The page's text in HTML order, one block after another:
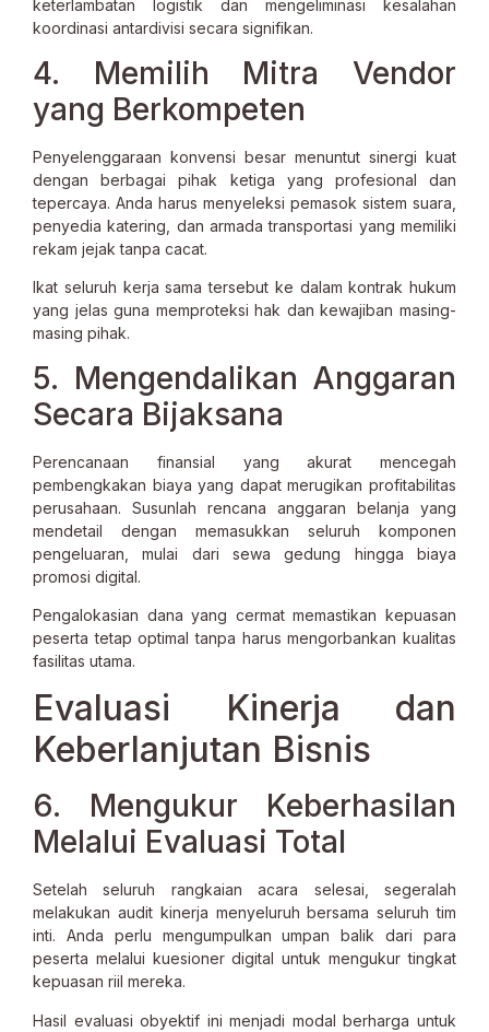
keterlambatan logistik dan mengeliminasi kesalahan
koordinasi antardivisi secara signifikan.
4. Memilih Mitra Vendor
yang Berkompeten
Penyelenggaraan konvensi besar menuntut sinergi kuat
dengan berbagai pihak ketiga yang profesional dan
tepercaya. Anda harus menyeleksi pemasok sistem suara,
penyedia katering, dan armada transportasi yang memiliki
rekam jejak tanpa cacat.
Ikat seluruh kerja sama tersebut ke dalam kontrak hukum
yang jelas guna memproteksi hak dan kewajiban masing-
masing pihak.
5. Mengendalikan Anggaran
Secara Bijaksana
Perencanaan finansial yang akurat mencegah
pembengkakan biaya yang dapat merugikan profitabilitas
perusahaan. Susunlah rencana anggaran belanja yang
mendetail dengan memasukkan seluruh komponen
pengeluaran, mulai dari sewa gedung hingga biaya
promosi digital.
Pengalokasian dana yang cermat memastikan kepuasan
peserta tetap optimal tanpa harus mengorbankan kualitas
fasilitas utama.
Evaluasi Kinerja dan
Keberlanjutan Bisnis
6. Mengukur Keberhasilan
Melalui Evaluasi Total
Setelah seluruh rangkaian acara selesai, segeralah
melakukan audit kinerja menyeluruh bersama seluruh tim
inti. Anda perlu mengumpulkan umpan balik dari para
peserta melalui kuesioner digital untuk mengukur tingkat
kepuasan riil mereka.
Hasil evaluasi obyektif ini menjadi modal berharga untuk